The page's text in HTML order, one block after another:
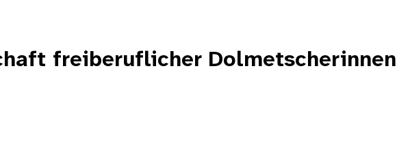
freiberuflicher Dolmetscherinnen